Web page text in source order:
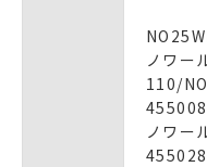
ノワー
110/
ノワー